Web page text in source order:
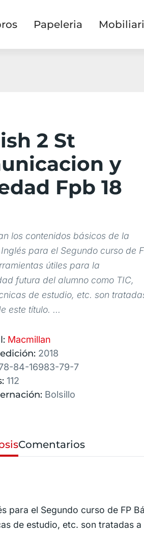
Papeleria
2 St
y
Fpb 18
los contenidos básicos de la
para el Segundo curso de
útiles para la
futura del alumno como TIC,
de estudio, etc. son
este título. ...
Macmillan
2018
84-16983-79-7
112
Bolsillo
Comentarios
para el Segundo curso de FP
de estudio, etc. son tratadas